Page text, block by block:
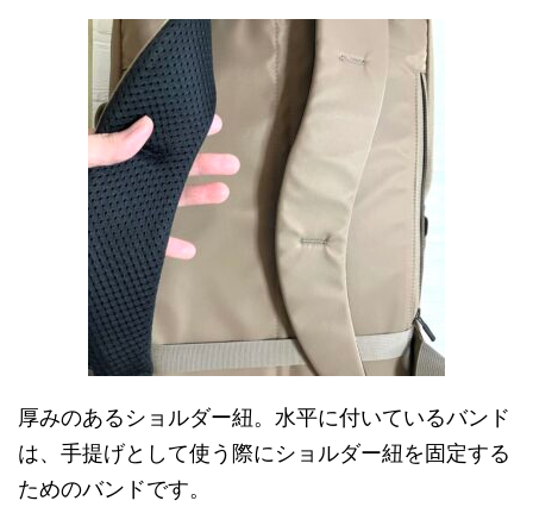
厚みのあるショルダー紐。水平に付いているバンド
は、手提げとして使う際にショルダー紐を固定する
ためのバンドです。